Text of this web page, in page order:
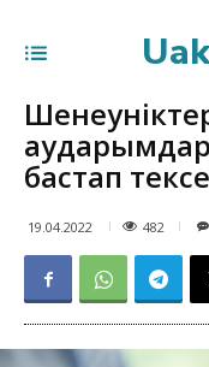
бастап
19.04.2022 482